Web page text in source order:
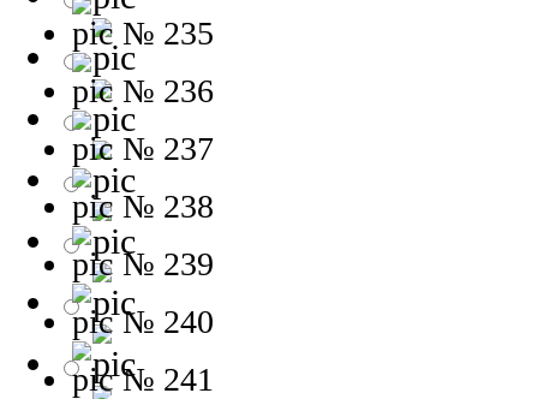
№ 235
№ 236
№ 237
№ 238
№ 239
№ 240
№ 241